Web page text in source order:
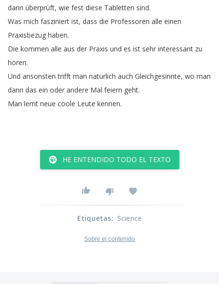
dann überprüft, wie fest diese Tabletten sind.
Was mich fasziniert ist, dass die Professoren alle einen
Praxisbezug haben.
Die kommen alle aus der Praxis und es ist sehr interessant zu
hören.
Und ansonsten trifft man natürlich auch Gleichgesinnte, wo man
dann das ein oder andere Mal feiern geht.
Man lernt neue coole Leute kennen.
HE ENTENDIDO TODO EL TEXTO
Etiquetas: Science
Sobre el contenido